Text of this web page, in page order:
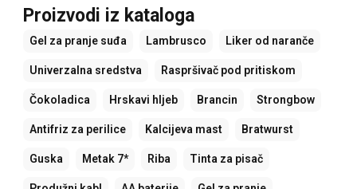
Proizvodi iz kataloga
Gel za pranje suđa Lambrusco Liker od naranče
Univerzalna sredstva Raspršivač pod pritiskom
Čokoladica Hrskavi hljeb Brancin Strongbow
Antifriz za perilice Kalcijeva mast Bratwurst
Guska Metak 7* Riba Tinta za pisač